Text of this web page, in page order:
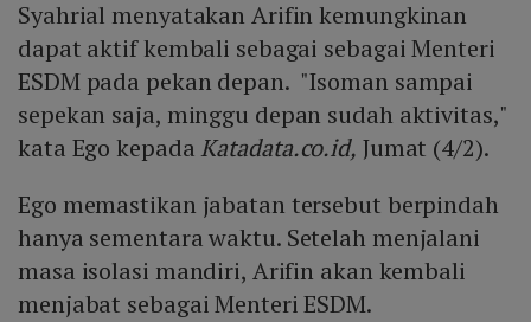
Syahrial menyatakan Arifin kemungkinan
dapat aktif kembali sebagai sebagai Menteri
ESDM pada pekan depan. "Isoman sampai
sepekan saja, minggu depan sudah aktivitas,"
kata Ego kepada Katadata.co.id, Jumat (4/2).
Ego memastikan jabatan tersebut berpindah
hanya sementara waktu. Setelah menjalani
masa isolasi mandiri, Arifin akan kembali
menjabat sebagai Menteri ESDM.